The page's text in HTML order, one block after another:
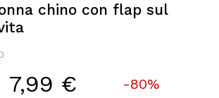
chino con flap sul
from
7,99 € -80%